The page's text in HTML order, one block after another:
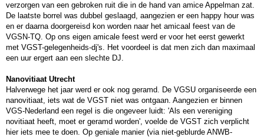
verzorgen van een gebroken ruit die in de hand van amice Appelman zat.
De laatste borrel was dubbel geslaagd, aangezien er een happy hour was
en er daarna doorgereisd kon worden naar het amicaal feest van de
VGSN-TQ. Op ons eigen amicale feest werd er voor het eerst gewerkt
met VGST-gelegenheids-dj's. Het voordeel is dat men zich dan maximaal
een uur ergert aan een slechte DJ.
Nanovitiaat Utrecht
Halverwege het jaar werd er ook nog geramd. De VGSU organiseerde een
nanovitiaat, iets wat de VGST niet was ontgaan. Aangezien er binnen
VGS-Nederland een regel is die ongeveer luidt: 'Als een vereniging
novitiaat heeft, moet er geramd worden', voelde de VGST zich verplicht
hier iets mee te doen. Op geniale manier (via niet-geblurde ANWB-